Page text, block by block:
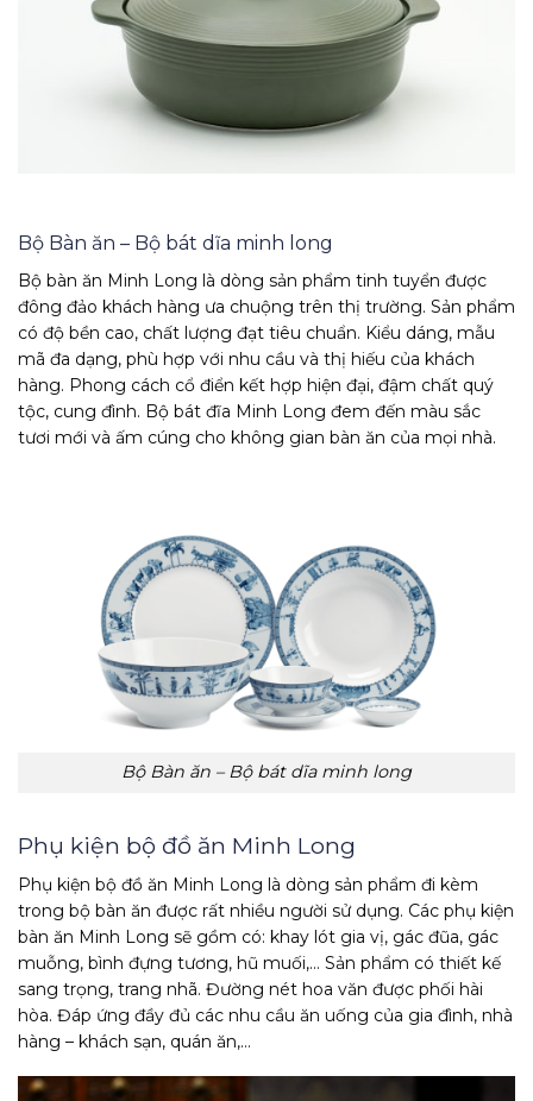
Bộ Bàn ăn – Bộ bát dĩa minh long
Bộ bàn ăn Minh Long là dòng sản phẩm tinh tuyển được
đông đảo khách hàng ưa chuộng trên thị trường. Sản phẩm
có độ bền cao, chất lượng đạt tiêu chuẩn. Kiểu dáng, mẫu
mã đa dạng, phù hợp với nhu cầu và thị hiếu của khách
hàng. Phong cách cổ điển kết hợp hiện đại, đậm chất quý
tộc, cung đình. Bộ bát đĩa Minh Long đem đến màu sắc
tươi mới và ấm cúng cho không gian bàn ăn của mọi nhà.
Bộ Bàn ăn – Bộ bát dĩa minh long
Phụ kiện bộ đồ ăn Minh Long
Phụ kiện bộ đồ ăn Minh Long là dòng sản phẩm đi kèm
trong bộ bàn ăn được rất nhiều người sử dụng. Các phụ kiện
bàn ăn Minh Long sẽ gồm có: khay lót gia vị, gác đũa, gác
muỗng, bình đựng tương, hũ muối,… Sản phẩm có thiết kế
sang trọng, trang nhã. Đường nét hoa văn được phối hài
hòa. Đáp ứng đầy đủ các nhu cầu ăn uống của gia đình, nhà
hàng – khách sạn, quán ăn,…